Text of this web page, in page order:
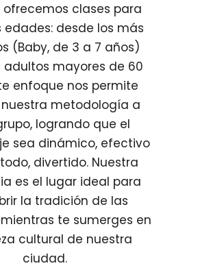
ofrecemos clases para
edades: desde los más
(Baby, de 3 a 7 años)
adultos mayores de 60
enfoque nos permite
metodología a
logrando que el
sea dinámico, efectivo
divertido. Nuestra
es el lugar ideal para
la tradición de las
te sumerges en
cultural de nuestra
ciudad.